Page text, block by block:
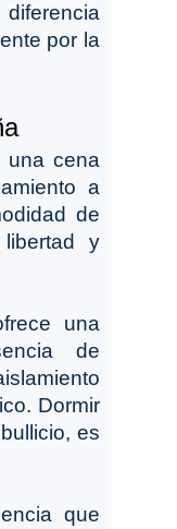
por la
una cena
a
de
y
una
de
Dormir
es
que